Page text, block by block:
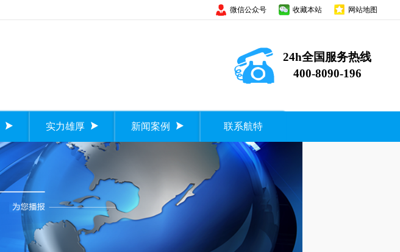
微信公众号 收藏本站 网站地图
24h全国服务热线
400-8090-196
实力雄厚 新闻案例 联系航特